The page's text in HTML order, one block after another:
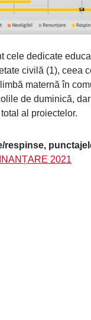
cele dedicate
civilă (1), ceea
maternă în
de duminică,
al proiectelor.
respinse,
2021